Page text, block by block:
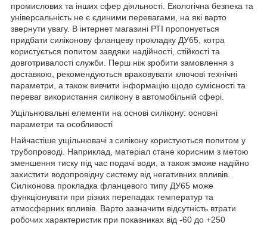
промислових та інших сфер діяльності. Екологічна безпека та
універсальність не є єдиними перевагами, на які варто
звернути увагу. В інтернет магазині РТІ пропонується
придбати силіконову фланцеву прокладку ДУ65, котра
користується попитом завдяки надійності, стійкості та
довготривалості служби. Перш ніж зробити замовлення з
доставкою, рекомендуються враховувати ключові технічні
параметри, а також вивчити інформацію щодо сумісності та
переваг використання силікону в автомобільній сфері.
Ущільнювальні елементи на основі силікону: основні
параметри та особливості
Найчастіше ущільнювачі з силікону користуються попитом у
трубопроводі. Наприклад, матеріал стане корисним з метою
зменшення тиску під час подачі води, а також зможе надійно
захистити водопровідну систему від негативних впливів.
Силіконова прокладка фланцевого типу ДУ65 може
функціонувати при різких перепадах температур та
атмосферних впливів. Варто зазначити відсутність втрати
робочих характеристик при показниках від -60 до +250